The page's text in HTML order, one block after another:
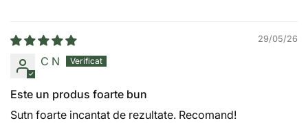
29/05/26
C N
Este un produs foarte bun
Sutn foarte incantat de rezultate. Recomand!